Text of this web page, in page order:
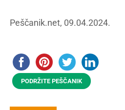
Peščanik.net, 09.04.2024.
PODRŽITE PEŠČANIK